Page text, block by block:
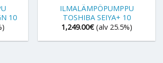
10
ILMALÄMPÖPUMPPU
TOSHIBA SEIYA+ 10
1,249.00€ (alv 25.5%)